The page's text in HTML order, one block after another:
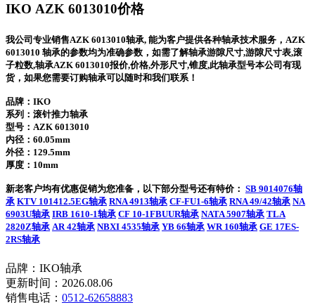
IKO AZK 6013010价格
我公司专业销售AZK 6013010轴承, 能为客户提供各种轴承技术服务，AZK
6013010 轴承的参数均为准确参数，如需了解轴承游隙尺寸,游隙尺寸表,滚
子粒数,轴承AZK 6013010报价,价格,外形尺寸,锥度,此轴承型号本公司有现
货，如果您需要订购轴承可以随时和我们联系！
品牌：IKO
系列：滚针推力轴承
型号： AZK 6013010
内径：60.05mm
外径：129.5mm
厚度：10mm
新老客户均有优惠促销为您准备，以下部分型号还有特价： SB 9014076轴
承 KTV 101412.5EG轴承 RNA 4913轴承 CF-FU1-6轴承 RNA 49/42轴承 NA
6903U轴承 IRB 1610-1轴承 CF 10-1FBUUR轴承 NATA 5907轴承 TLA
2820Z轴承 AR 42轴承 NBXI 4535轴承 YB 66轴承 WR 160轴承 GE 17ES-
2RS轴承
品牌：IKO轴承
更新时间：2026.08.06
销售电话： 0512-62658883